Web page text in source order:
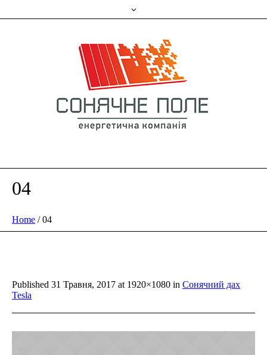
04
Home /04
Published 31 Травня, 2017 at 1920×1080 in Сонячний дах
Tesla